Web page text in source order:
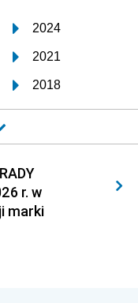
2024
2021
2018
2015
2012
2009
2006
r. w
marki